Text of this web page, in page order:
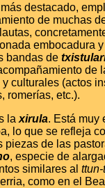
destacado,
de muchas
embocadura
bandas de
de
culturales (actos
romerías, etc.).
la xirula. Está muy
lo que se refleja
piezas de las
, especie de
similares al
como en el